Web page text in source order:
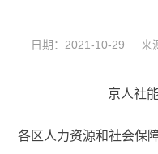
日期：2021-10-29 来
京人社
各区人力资源和社会保